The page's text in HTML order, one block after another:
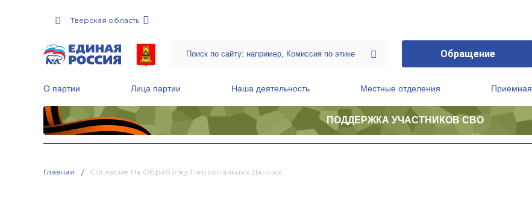
Тверская область
Обращение
О партии Лица партии Наша деятельность Местные отделения Приемная
ПОДДЕРЖКА УЧАСТНИКОВ СВО
Главная Согласие На Обработку Персональных Данных